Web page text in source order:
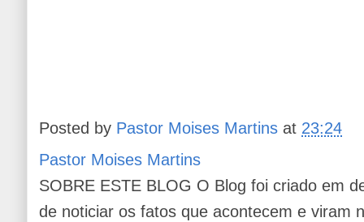
Posted by Pastor Moises Martins at 23:24
Pastor Moises Martins
SOBRE ESTE BLOG O Blog foi criado em
de noticiar os fatos que acontecem e viram